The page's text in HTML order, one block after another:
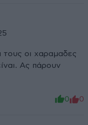
τους οι χαραμαδες
Ας πάρουν
0 0